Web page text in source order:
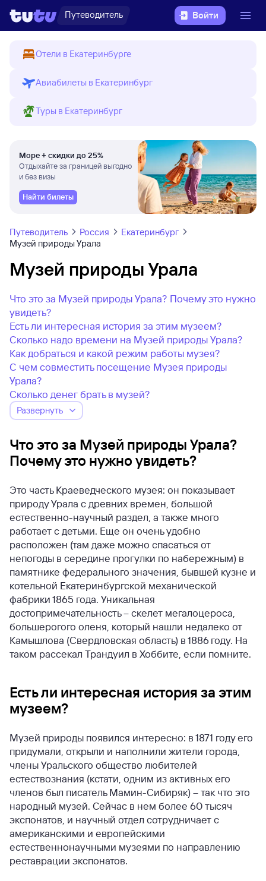
Путеводитель Войти
Отели в Екатеринбурге
Авиабилеты в Екатеринбург
Туры в Екатеринбург
Море + скидки до 25%
Отдыхайте за границей выгодно
и без визы
Найти билеты
Путеводитель Россия
Екатеринбург
Музей природы Урала
Музей природы Урала
Что это за Музей природы Урала? Почему это нужно
увидеть?
Есть ли интересная история за этим музеем?
Сколько надо времени на Музей природы Урала?
Как добраться и какой режим работы музея?
С чем совместить посещение Музея природы
Урала?
Сколько денег брать в музей?
Развернуть
Что это за Музей природы Урала?
Почему это нужно увидеть?
Это часть Краеведческого музея: он показывает
природу Урала с древних времен, большой
естественно-научный раздел, а также много
работает с детьми. Еще он очень удобно
расположен (там даже можно спасаться от
непогоды в середине прогулки по набережным) в
памятнике федерального значения, бывшей кузне и
котельной Екатеринбургской механической
фабрики 1865 года. Уникальная
достопримечательность – скелет мегалоцероса,
большерогого оленя, который нашли недалеко от
Камышлова (Свердловская область) в 1886 году. На
таком рассекал Трандуил в Хоббите, если помните.
Есть ли интересная история за этим
музеем?
Музей природы появился интересно: в 1871 году его
придумали, открыли и наполнили жители города,
члены Уральского общество любителей
естествознания (кстати, одним из активных его
членов был писатель Мамин-Сибиряк) – так что это
народный музей. Сейчас в нем более 60 тысяч
экспонатов, и научный отдел сотрудничает с
американскими и европейскими
естественнонаучными музеями по направлению
реставрации экспонатов.